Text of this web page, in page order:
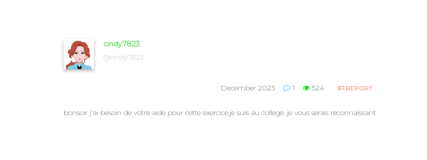
cindy7823
@cindy7823
December 2023 1 524 REPORT
bonsoir j'ai besoin de votre aide pour cette exercice,je suis au college .je vous serais reconnaissant​